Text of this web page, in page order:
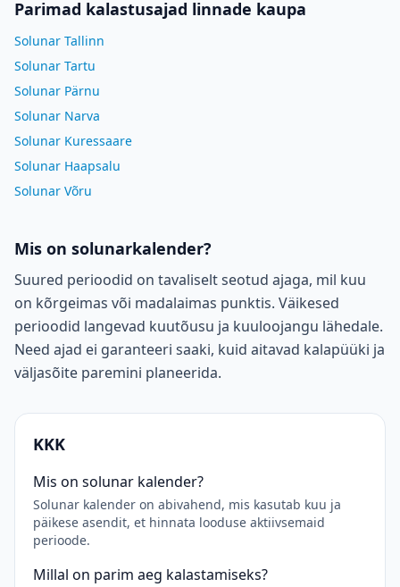
Parimad kalastusajad linnade kaupa
Solunar Tallinn
Solunar Tartu
Solunar Pärnu
Solunar Narva
Solunar Kuressaare
Solunar Haapsalu
Solunar Võru
Mis on solunarkalender?
Suured perioodid on tavaliselt seotud ajaga, mil kuu
on kõrgeimas või madalaimas punktis. Väikesed
perioodid langevad kuutõusu ja kuuloojangu lähedale.
Need ajad ei garanteeri saaki, kuid aitavad kalapüüki ja
väljasõite paremini planeerida.
KKK
Mis on solunar kalender?
Solunar kalender on abivahend, mis kasutab kuu ja
päikese asendit, et hinnata looduse aktiivsemaid
perioode.
Millal on parim aeg kalastamiseks?